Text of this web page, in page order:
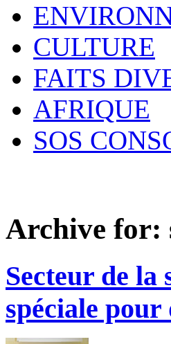
CULTURE
FAITS
AFRIQUE
SOS
Archive for:
Secteur de la
spéciale pour